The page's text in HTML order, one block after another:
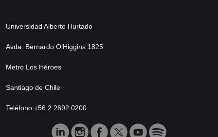
Universidad Alberto Hurtado
Avda. Bernardo O’Higgins 1825
Metro Los Héroes
Santiago de Chile
Teléfono +56 2 2692 0200